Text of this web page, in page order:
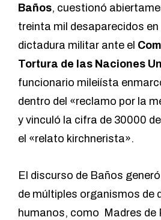
Baños, cuestionó
treinta mil desaparecidos
dictadura militar ante el
Tortura de las Naciones
funcionario mileiísta
dentro del «reclamo por la
y vinculó la cifra de 30000
el «relato kirchnerista».
El discurso de Baños
de múltiples organismos de
humanos, como Madres de